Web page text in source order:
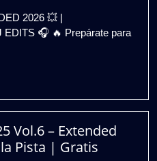
2026
💥
TROPICAL
PARTY
DJ
EDITS
2026 💥 |
EDITS 🎧 🔥 Prepárate para
Vol.6 – Extended
Pista | Gratis